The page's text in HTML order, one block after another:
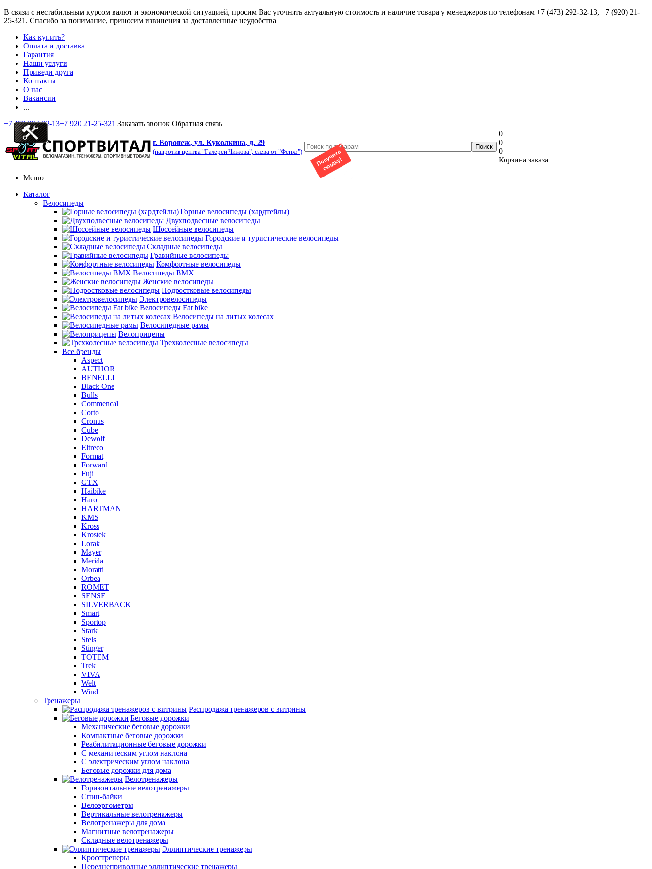
В связи с нестабильным курсом валют и экономической ситуацией, просим Вас уточнять актуальную стоимость и наличие товара у менеджеров по телефонам +7 (473) 292-32-13, +7 (920) 21-
25-321 . Спасибо за понимание, приносим извинения за доставленные неудобства.
Как купить?
Оплата и доставка
Гарантия
Наши услуги
Приведи друга
Контакты
О нас
Вакансии
...
+7 473 292-32-13+7 920 21-25-321 Заказать звонок Обратная связь
г. Воронеж, ул. Куколкина, д. 29
(напротив центра "Галереи Чижова", слева от "Фенко")
0
0
0
Корзина заказа
Меню
Каталог
Велосипеды
Горные велосипеды (хардтейлы)
Двухподвесные велосипеды
Шоссейные велосипеды
Городские и туристические велосипеды
Складные велосипеды
Гравийные велосипеды
Комфортные велосипеды
Велосипеды BMX
Женские велосипеды
Подростковые велосипеды
Электровелосипеды
Велосипеды Fat bike
Велосипеды на литых колесах
Велосипедные рамы
Велоприцепы
Трехколесные велосипеды
Все бренды
Aspect
AUTHOR
BENELLI
Black One
Bulls
Commencal
Corto
Cronus
Cube
Dewolf
Eltreco
Format
Forward
Fuji
GTX
Haibike
Haro
HARTMAN
KMS
Kross
Krostek
Lorak
Mayer
Merida
Moratti
Orbea
ROMET
SENSE
SILVERBACK
Smart
Sportop
Stark
Stels
Stinger
TOTEM
Trek
VIVA
Welt
Wind
Тренажеры
Распродажа тренажеров с витрины
Беговые дорожки
Механические беговые дорожки
Компактные беговые дорожки
Реабилитационные беговые дорожки
С механическим углом наклона
С электрическим углом наклона
Беговые дорожки для дома
Велотренажеры
Горизонтальные велотренажеры
Спин-байки
Велоэргометры
Вертикальные велотренажеры
Велотренажеры для дома
Магнитные велотренажеры
Складные велотренажеры
Эллиптические тренажеры
Кросстренеры
Переднеприводные эллиптические тренажеры